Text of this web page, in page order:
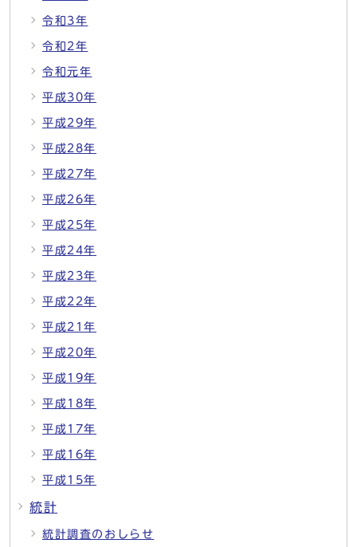
令和3年
令和2年
令和元年
平成30年
平成29年
平成28年
平成27年
平成26年
平成25年
平成24年
平成23年
平成22年
平成21年
平成20年
平成19年
平成18年
平成17年
平成16年
平成15年
統計
統計調査のおしらせ